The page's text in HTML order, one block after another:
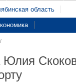
область
/
Юлия